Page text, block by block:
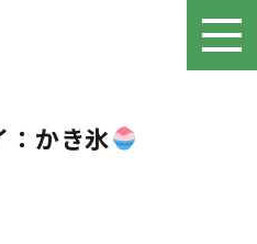
：かき氷